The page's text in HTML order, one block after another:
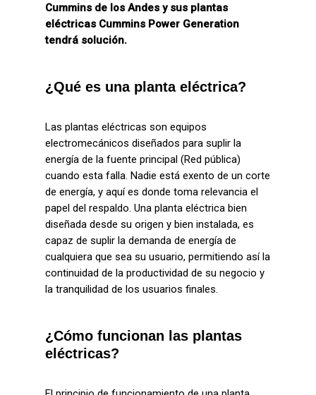
Cummins de los Andes y sus plantas
eléctricas Cummins Power Generation
tendrá solución.
¿Qué es una planta eléctrica?
Las plantas eléctricas son equipos
electromecánicos diseñados para suplir la
energía de la fuente principal (Red pública)
cuando esta falla. Nadie está exento de un corte
de energía, y aquí es donde toma relevancia el
papel del respaldo. Una planta eléctrica bien
diseñada desde su origen y bien instalada, es
capaz de suplir la demanda de energía de
cualquiera que sea su usuario, permitiendo así la
continuidad de la productividad de su negocio y
la tranquilidad de los usuarios finales.
¿Cómo funcionan las plantas
eléctricas?